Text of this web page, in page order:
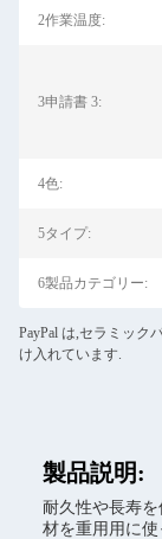
2作業温度:
3申請書 3:
4色:
5タイプ:
6製品カテゴリー:
PayPal は,セラミック
け入れています.
製品説明:
耐久性や長寿
材を重用用に